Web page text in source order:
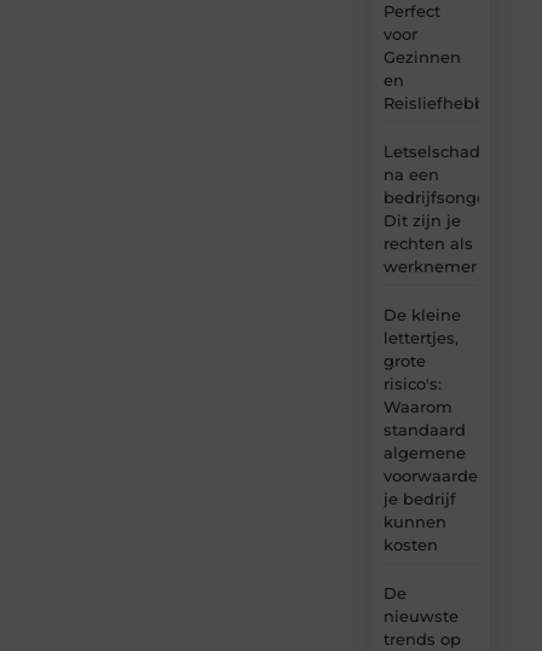
Perfect
voor
Gezinnen
en
Reisliefhebbers
Letselschade
na een
bedrijfsongeval:
Dit zijn je
rechten als
werknemer
De kleine
lettertjes,
grote
risico's:
Waarom
standaard
algemene
voorwaarden
je bedrijf
kunnen
kosten
De
nieuwste
trends op